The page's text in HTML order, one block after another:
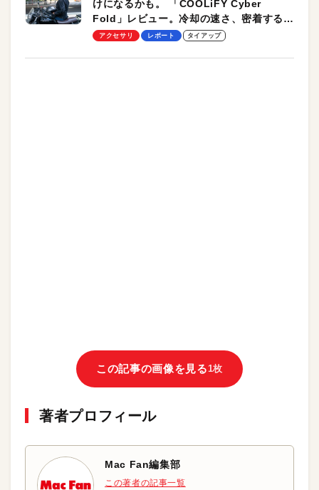
けになるかも。 「COOLiFY Cyber
Fold」レビュー。冷却の速さ、密着する冷
却プレート、シンプルな操作性がグッド！
アクセサリ レポート タイアップ
この記事の画像を見る1枚
著者プロフィール
Mac Fan編集部
この著者の記事一覧